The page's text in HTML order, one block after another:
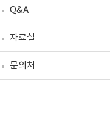
Q&A
자료실
문의처